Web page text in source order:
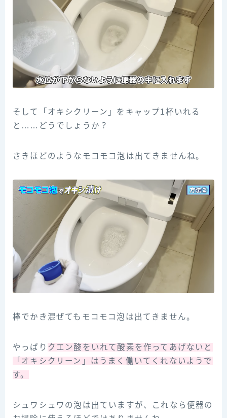
そして「オキシクリーン」をキャップ1杯いれる
と……どうでしょうか？
さきほどのようなモコモコ泡は出てきませんね。
棒でかき混ぜてもモコモコ泡は出てきません。
やっぱり クエン酸をいれて酸素を作ってあげないと
「オキシクリーン」はうまく働いてくれないようで
す。
シュワシュワの泡は出ていますが、これなら便器の